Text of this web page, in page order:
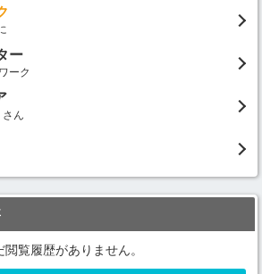
ー
ーク
ん
閲覧履歴がありません。